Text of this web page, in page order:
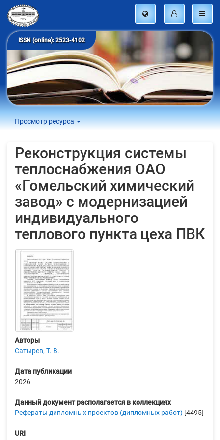
ISSN (online): 2523-4102
Просмотр ресурса
Реконструкция системы
теплоснабжения ОАО
«Гомельский химический
завод» с модернизацией
индивидуального
теплового пункта цеха ПВК
Авторы
Сатырев, Т. В.
Дата публикации
2026
Данный документ располагается в коллекциях
Рефераты дипломных проектов (дипломных работ) [4495]
URI